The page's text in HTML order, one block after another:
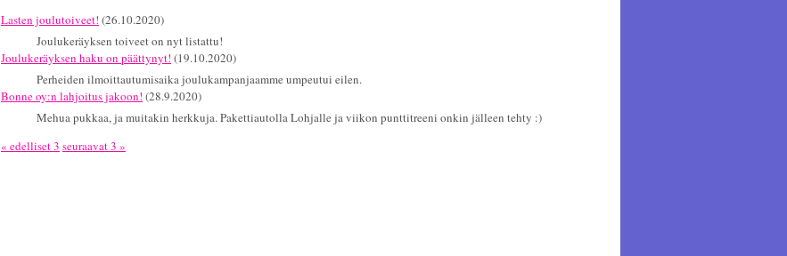
Lasten joulutoiveet! (26.10.2020)
Joulukeräyksen toiveet on nyt listattu!
Joulukeräyksen haku on päättynyt! (19.10.2020)
Perheiden ilmoittautumisaika joulukampanjaamme umpeutui eilen.
Bonne oy:n lahjoitus jakoon! (28.9.2020)
Mehua pukkaa, ja muitakin herkkuja. Pakettiautolla Lohjalle ja viikon punttitreeni onkin jälleen tehty :)
« edelliset 3 seuraavat 3 »